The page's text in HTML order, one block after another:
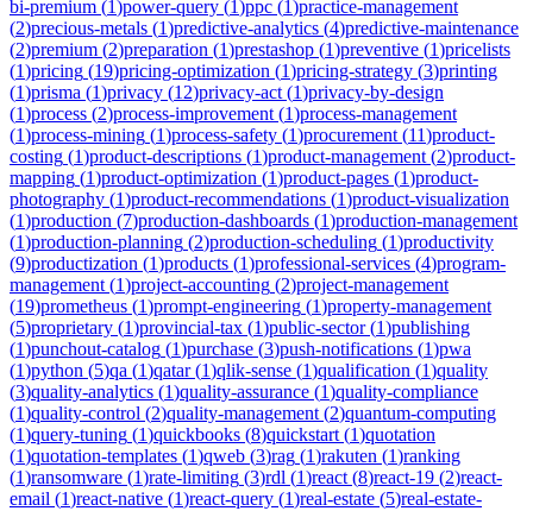
bi-premium (1)power-query (1)ppc (1)practice-management
(2)precious-metals (1)predictive-analytics (4)predictive-maintenance
(2)premium (2)preparation (1)prestashop (1)preventive (1)pricelists
(1)pricing (19)pricing-optimization (1)pricing-strategy (3)printing
(1)prisma (1)privacy (12)privacy-act (1)privacy-by-design
(1)process (2)process-improvement (1)process-management
(1)process-mining (1)process-safety (1)procurement (11)product-
costing (1)product-descriptions (1)product-management (2)product-
mapping (1)product-optimization (1)product-pages (1)product-
photography (1)product-recommendations (1)product-visualization
(1)production (7)production-dashboards (1)production-management
(1)production-planning (2)production-scheduling (1)productivity
(9)productization (1)products (1)professional-services (4)program-
management (1)project-accounting (2)project-management
(19)prometheus (1)prompt-engineering (1)property-management
(5)proprietary (1)provincial-tax (1)public-sector(1)publishing
(1)punchout-catalog (1)purchase (3)push-notifications (1)pwa
(1)python (5)qa (1)qatar(1)qlik-sense (1)qualification (1)quality
(3)quality-analytics (1)quality-assurance (1)quality-compliance
(1)quality-control (2)quality-management (2)quantum-computing
(1)query-tuning (1)quickbooks (8)quickstart (1)quotation
(1)quotation-templates (1)qweb (3)rag (1)rakuten (1)ranking
(1)ransomware (1)rate-limiting (3)rdl (1)react (8)react-19 (2)react-
email (1)react-native (1)react-query (1)real-estate (5)real-estate-